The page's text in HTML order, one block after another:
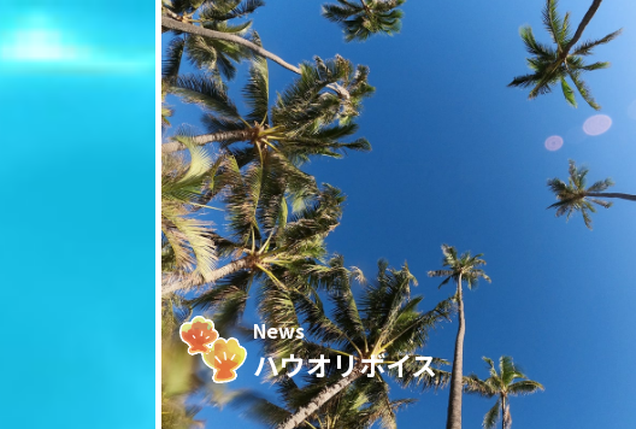
News
ハウオリボイス